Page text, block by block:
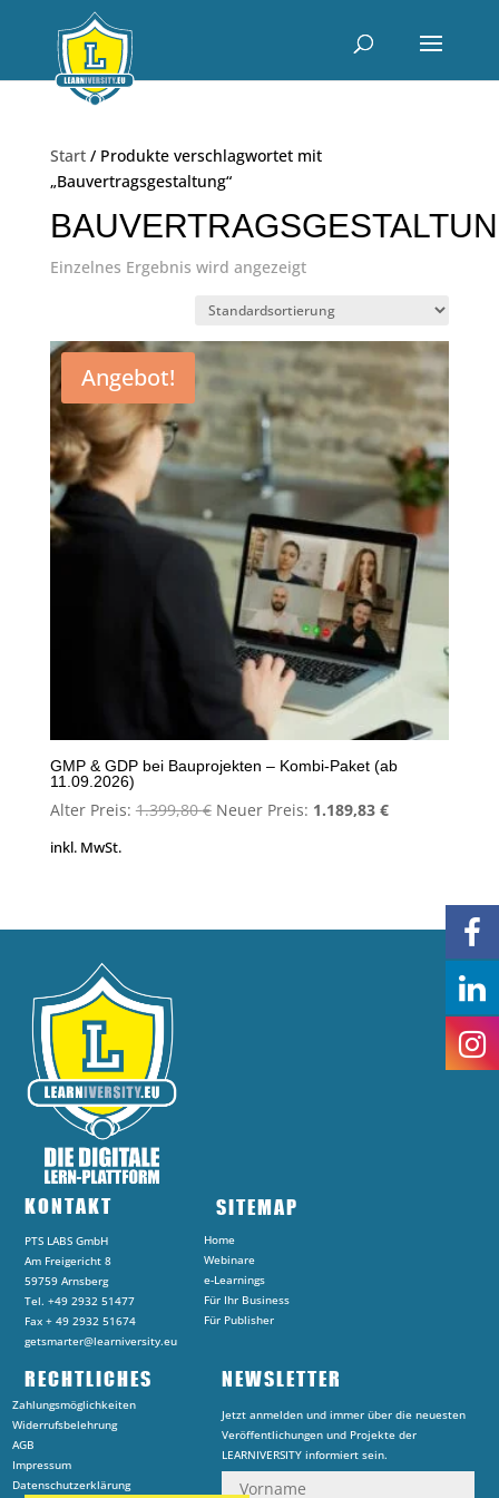
Start/ Produkte verschlagwortet mit
„Bauvertragsgestaltung“
Einzelnes Ergebnis wird angezeigt
Angebot!
GMP & GDP bei Bauprojekten – Kombi-Paket (ab
11.09.2026)
Alter Preis: 1.399,80€ Ursprünglicher
Neuer Preis: 1.189,83 €Aktueller
inkl. MwSt.
KONTAKT
PTS LABS GmbH
Am Freigericht 8
59759 Arnsberg
Tel. +49 2932 51477
Fax + 49 2932 51674
getsmarter@learniversity.eu
SITEMAP
Home
Webinare
e-Learnings
Für Ihr Business
Für Publisher
RECHTLICHES
Zahlungsmöglichkeiten
Widerrufsbelehrung
AGB
Impressum
Datenschutzerklärung
NEWSLETTER
Jetzt anmelden und immer über die neuesten
Veröffentlichungen und Projekte der
LEARNIVERSITY informiert sein.